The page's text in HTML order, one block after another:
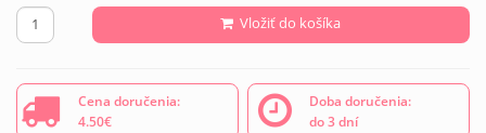
Vložiť do košíka
Cena doručenia:
4.50€
Doba doručenia:
do 3 dní